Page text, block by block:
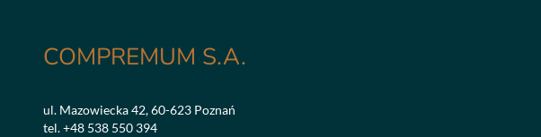
COMPREMUM S.A.
ul. Mazowiecka 42, 60-623 Poznań
tel.+48 538 550 394